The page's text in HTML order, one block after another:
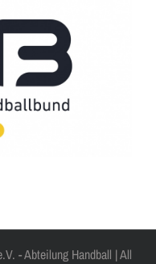
- Abteilung Handball | All